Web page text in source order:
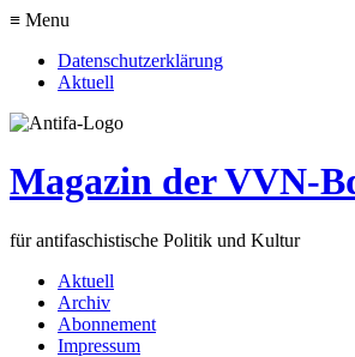
≡ Menu
Datenschutzerklärung
Aktuell
Magazin der VVN-
für antifaschistische Politik und Kultur
Aktuell
Archiv
Abonnement
Impressum